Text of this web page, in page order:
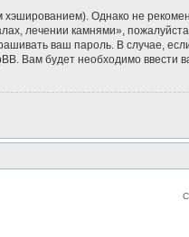
Однако не
лечении камнями»,
ваш пароль. В случае,
Вам будет необходимо ввести